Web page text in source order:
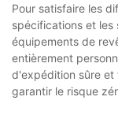
Pour satisfaire les
spécifications et les
équipements de
entièrement
d'expédition sûre et
garantir le risque